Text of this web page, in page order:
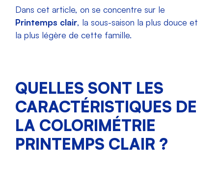
Dans cet article, on se concentre sur le
Printemps clair, la sous-saison la plus douce et
la plus légère de cette famille.
QUELLES SONT LES
CARACTÉRISTIQUES DE
LA COLORIMÉTRIE
PRINTEMPS CLAIR ?